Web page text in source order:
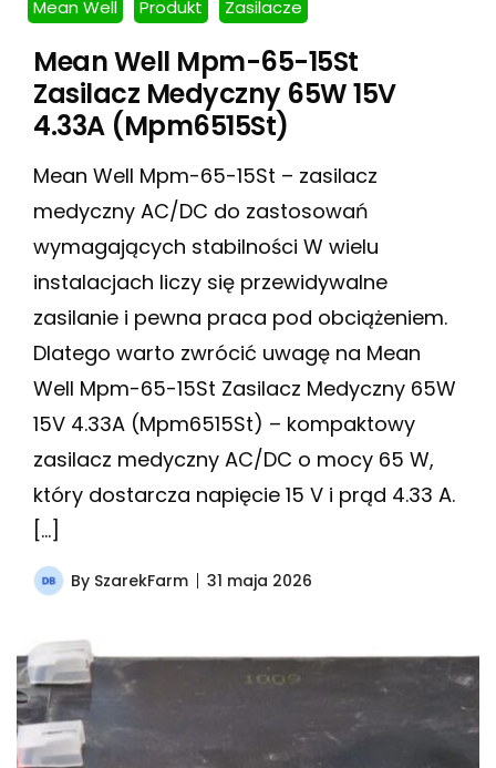
Mean Well Produkt Zasilacze
Mean Well Mpm-65-15St
Zasilacz Medyczny 65W 15V
4.33A (Mpm6515St)
Mean Well Mpm-65-15St – zasilacz
medyczny AC/DC do zastosowań
wymagających stabilności W wielu
instalacjach liczy się przewidywalne
zasilanie i pewna praca pod obciążeniem.
Dlatego warto zwrócić uwagę na Mean
Well Mpm-65-15St Zasilacz Medyczny 65W
15V 4.33A (Mpm6515St) – kompaktowy
zasilacz medyczny AC/DC o mocy 65 W,
który dostarcza napięcie 15 V i prąd 4.33 A.
[…]
By SzarekFarm 31 maja 2026